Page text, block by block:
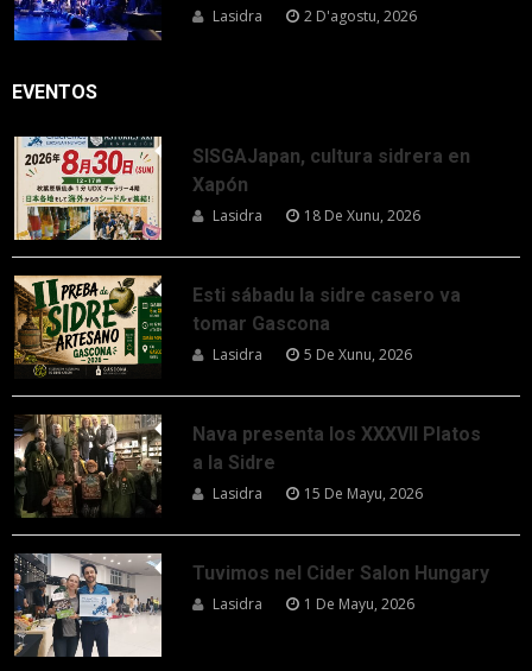
Lasidra 2 D'agostu, 2026
EVENTOS
SISGAJapan, cultura sidrera en
Xapón
Lasidra 18 De Xunu, 2026
Esti sábadu la sidre casero va
tomar Gascona
Lasidra 5 De Xunu, 2026
Nava presenta los XXXVII Platos
a la Sidre
Lasidra 15 De Mayu, 2026
Tuvimos nel Cider Salon Hungary
Lasidra 1 De Mayu, 2026